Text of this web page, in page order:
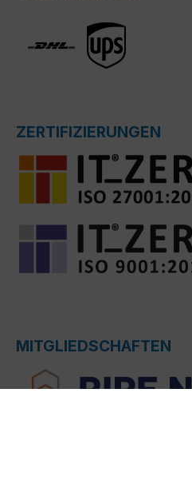
ZERTIFIZIERUNGEN
MITGLIEDSCHAFTEN